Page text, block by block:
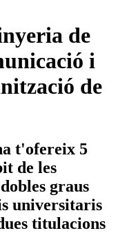
de
i
de
t'ofereix 5
de les
graus
universitaris
titulacions